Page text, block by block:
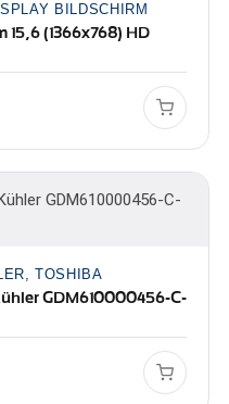
BILDSCHIRM
(1366x768) HD
TOSHIBA
GDM610000456-C-